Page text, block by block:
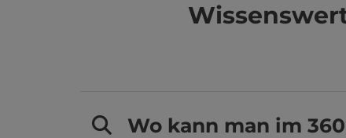
Wo kann man im